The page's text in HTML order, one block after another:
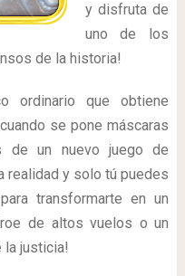
y disfruta de
uno de los
de la historia!
ordinario que obtiene
se pone máscaras
de un nuevo juego de
realidad y solo tú puedes
transformarte en un
de altos vuelos o un
la justicia!